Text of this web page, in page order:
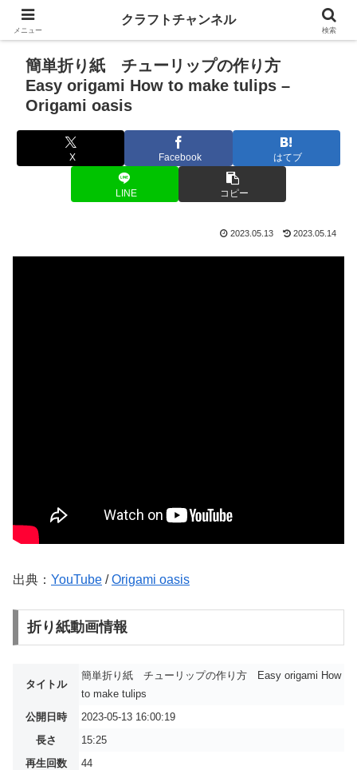
簡単折り紙 チューリップの作り方
Easy origami How to make tulips –
Origami oasis
X Facebook はてブ
LINE コピー
2023.05.13 2023.05.14
出典： YouTube /Origami oasis
折り紙動画情報
タイトル
簡単折り紙 チューリップの作り方 Easy origami How
to make tulips
公開日時
2023-05-13 16:00:19
長さ
15:25
再生回数
44
メニュー
クラフトチャンネル
検索